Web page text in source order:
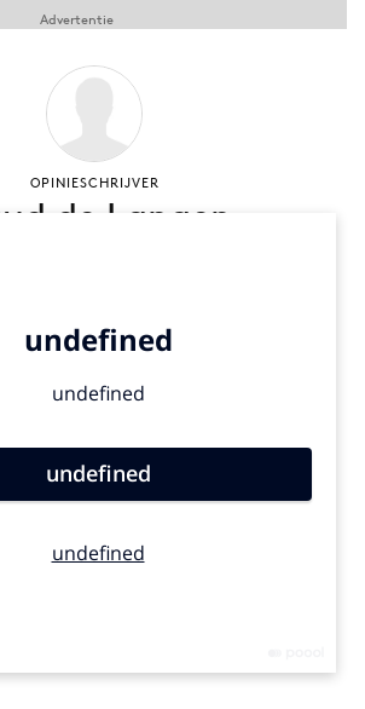
Advertentie
OPINIESCHRIJVER
de Langen